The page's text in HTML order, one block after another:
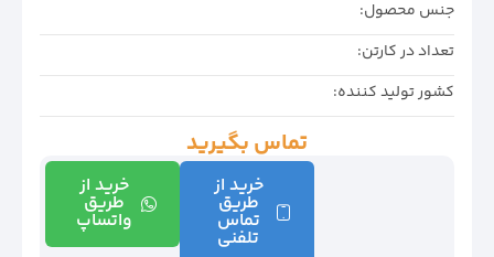
جنس محصول:
تعداد در کارتن:
کشور تولید کننده:
تماس بگیرید
خرید از
طریق
تماس
تلفنی
خرید از
طریق
واتساپ